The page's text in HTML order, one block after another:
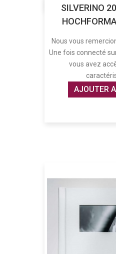
SILVERINO
Nous vous
Une fois connecté
vous avez
AJOUTER